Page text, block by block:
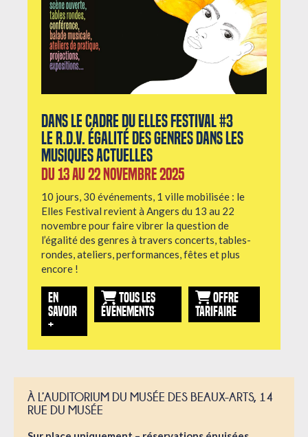
Dans le cadre du Elles Festival #3
Le r.d.v. égalité des genres dans les
musiques actuelles
Du 13 au 22 novembre 2025
10 jours, 30 événements, 1 ville mobilisée : le
Elles Festival revient à Angers du 13 au 22
novembre pour faire vibrer la question de
l’égalité des genres à travers concerts, tables-
rondes, ateliers, performances, fêtes et plus
encore !
EN
SAVOIR
+
TOUS LES
ÉVÉNEMENTS
OFFRE
TARIFAIRE
À L’AUDITORIUM DU MUSÉE DES BEAUX-ARTS, 14
RUE DU MUSÉE